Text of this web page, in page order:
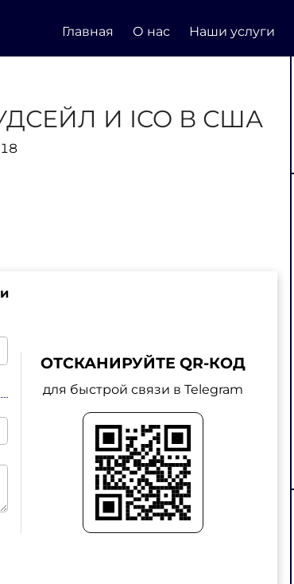
Главная О нас Наши услуги
И ICO В США
ОТСКАНИРУЙТЕ QR-КОД
для быстрой связи в Telegram